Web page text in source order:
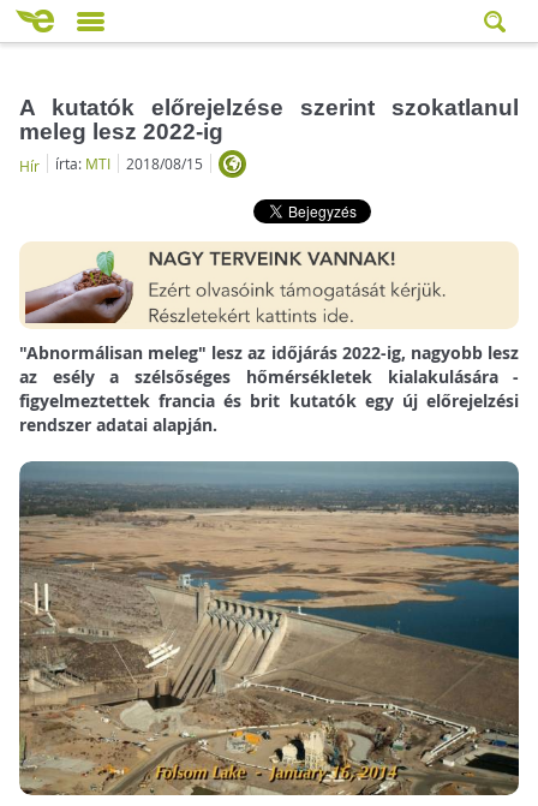
A kutatók előrejelzése szerint szokatlanul
meleg lesz 2022-ig
Hír írta: MTI 2018/08/15
"Abnormálisan meleg" lesz az időjárás 2022-ig, nagyobb lesz
az esély a szélsőséges hőmérsékletek kialakulására -
figyelmeztettek francia és brit kutatók egy új előrejelzési
rendszer adatai alapján.